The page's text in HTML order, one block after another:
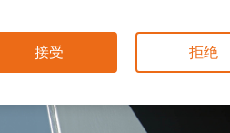
接受 拒绝